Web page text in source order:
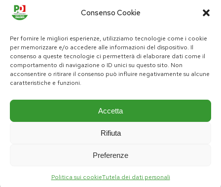
Consenso Cookie
Per fornire le migliori esperienze, utilizziamo tecnologie come i cookie
per memorizzare e/o accedere alle informazioni del dispositivo. Il
consenso a queste tecnologie ci permetterà di elaborare dati come il
comportamento di navigazione o ID unici su questo sito. Non
acconsentire o ritirare il consenso può influire negativamente su alcune
caratteristiche e funzioni.
Accetta
Rifiuta
Preferenze
Politica sui cookieTutela dei dati personali
Tutela dei dati personali|Politica sui cookie
pd@consiglio.regione.lombardia.it
ufficiostampa.pd@consiglio.regione.lombardia.it
Pagine Facebook Gruppo Consiliare PD LombardiaPagina Messenger Gruppo Consiliare PD LombardiaPagina Instagram Gruppo PD LombardiaPagina Youtube Gruppo PD Lombardia